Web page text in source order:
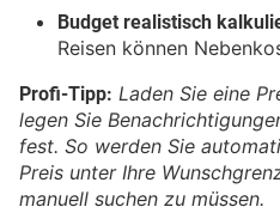
Budget realistisch
Reisen können
Profi-Tipp: Laden Sie eine
legen Sie
fest. So werden Sie
Preis unter Ihre
manuell suchen zu müssen.